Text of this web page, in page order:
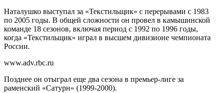
Наталушко выступал за «Текстильщик» с перерывами с 1983
по 2005 годы. В общей сложности он провел в камышинской
команде 18 сезонов, включая период с 1992 по 1996 годы,
когда «Текстильщик» играл в высшем дивизионе чемпионата
России.
www.adv.rbc.ru
Позднее он отыграл еще два сезона в премьер-лиге за
раменский «Сатурн» (1999-2000).